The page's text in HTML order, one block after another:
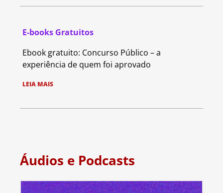
E-books Gratuitos
Ebook gratuito: Concurso Público – a
experiência de quem foi aprovado
LEIA MAIS
Áudios e Podcasts